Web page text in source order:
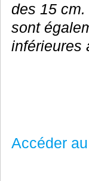
des 15 cm.
sont
inférieures
Accéder